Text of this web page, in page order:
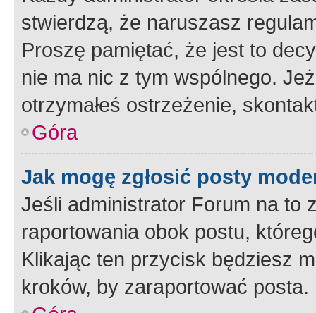
stwierdzą, że naruszasz
Proszę pamiętać, że jest to
nie ma nic z tym wspólnego.
otrzymałeś ostrzeżenie,
Góra
Jak mogę zgłosić posty
Jeśli administrator Forum na to
raportowania obok postu,
Klikając ten przycisk będziesz
kroków, by zaraportować posta.